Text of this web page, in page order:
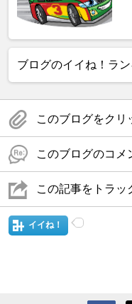
ブログのイイね！ラ
このブログをクリ
このブログのコメ
この記事をトラッ
イイね！